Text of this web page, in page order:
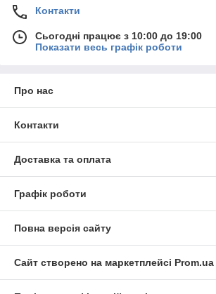
Контакти
Сьогодні працює з 10:00 до 19:00
Показати весь графік роботи
Про нас
Контакти
Доставка та оплата
Графік роботи
Повна версія сайту
Сайт створено на маркетплейсі Prom.ua